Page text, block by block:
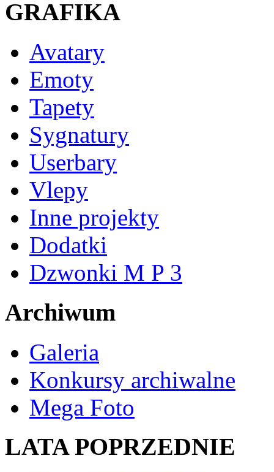
GRAFIKA
Avatary
Emoty
Tapety
Sygnatury
Userbary
Vlepy
Inne projekty
Dodatki
Dzwonki M P 3
Archiwum
Galeria
Konkursy archiwalne
Mega Foto
LATA POPRZEDNIE